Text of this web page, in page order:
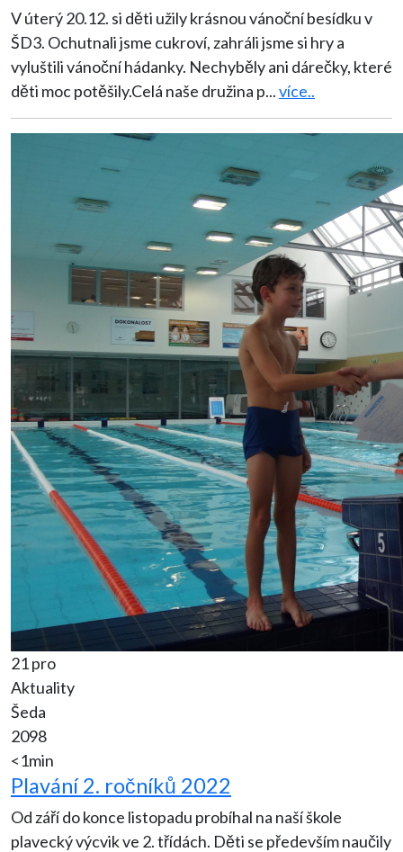
V úterý 20.12. si děti užily krásnou vánoční besídku v
ŠD3. Ochutnali jsme cukroví, zahráli jsme si hry a
vyluštili vánoční hádanky. Nechyběly ani dárečky, které
děti moc potěšily.Celá naše družina p...více..
21 pro
Aktuality
Šeda
2098
<1min
Plavání 2. ročníků 2022
Od září do konce listopadu probíhal na naší škole
plavecký výcvik ve 2. třídách. Děti se především naučily